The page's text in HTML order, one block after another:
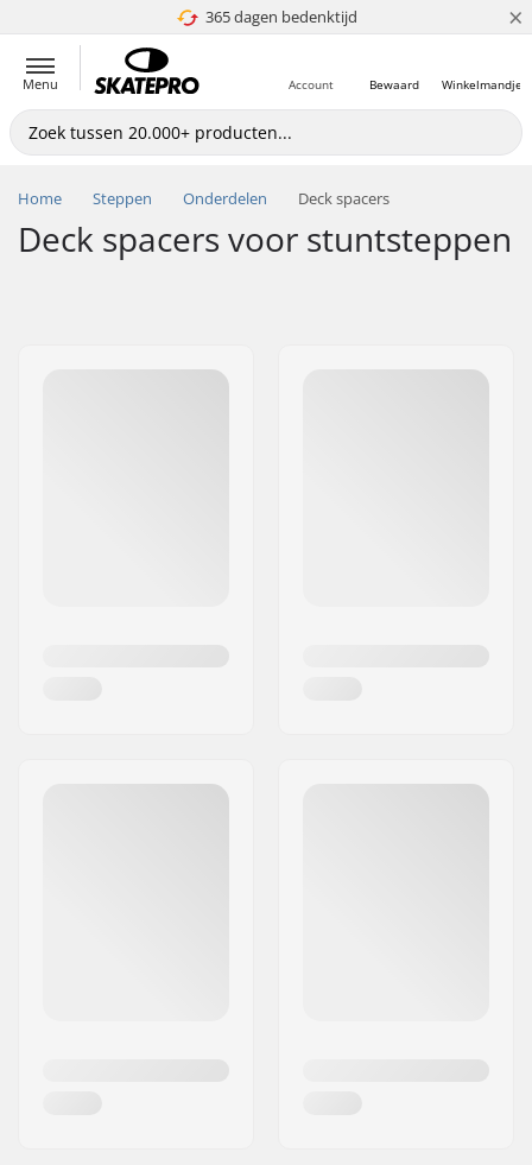
365 dagen bedenktijd
4.8 van 5 ×
Menu Winkelmandje
Bewaard
Account
Home Steppen Onderdelen Deck spacers
Deck spacers voor stuntsteppen